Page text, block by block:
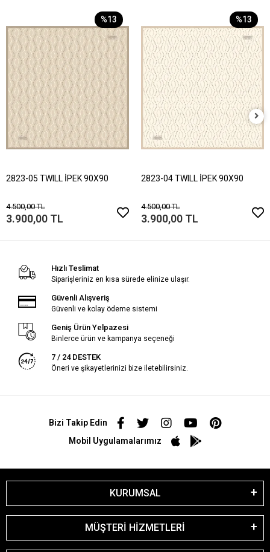
%13
2823-05 TWILL İPEK 90X90
4.500,00 TL
3.900,00 TL
%13
2823-04 TWILL İPEK 90X90
4.500,00 TL
3.900,00 TL
Hızlı Teslimat
Siparişleriniz en kısa sürede elinize ulaşır.
Güvenli Alışveriş
Güvenli ve kolay ödeme sistemi
Geniş Ürün Yelpazesi
Binlerce ürün ve kampanya seçeneği
7 / 24 DESTEK
Öneri ve şikayetlerinizi bize iletebilirsiniz.
Bizi Takip Edin
Mobil Uygulamalarımız
KURUMSAL
MÜŞTERİ HİZMETLERİ